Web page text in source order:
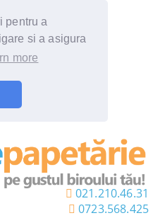
pentru a
si a asigura
more
021.210.46.31
0723.568.425